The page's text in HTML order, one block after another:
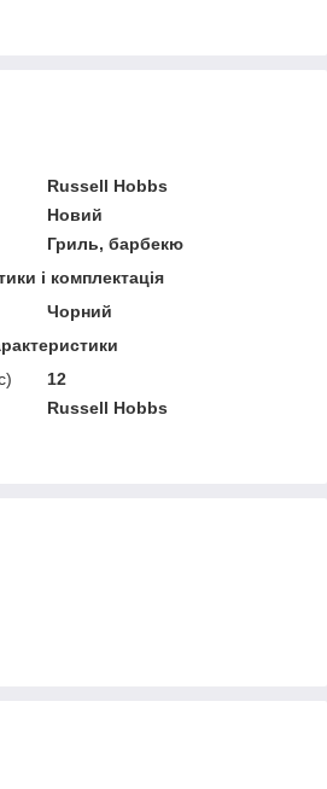
Russell Hobbs
Новий
Гриль, барбекю
і комплектація
Чорний
12
Russell Hobbs